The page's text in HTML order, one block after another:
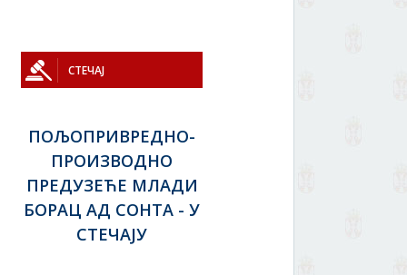
СТЕЧАЈ
ПОЉОПРИВРЕДНО-
ПРОИЗВОДНО
ПРЕДУЗЕЋЕ МЛАДИ
БОРАЦ АД СОНТА - У
СТЕЧАЈУ